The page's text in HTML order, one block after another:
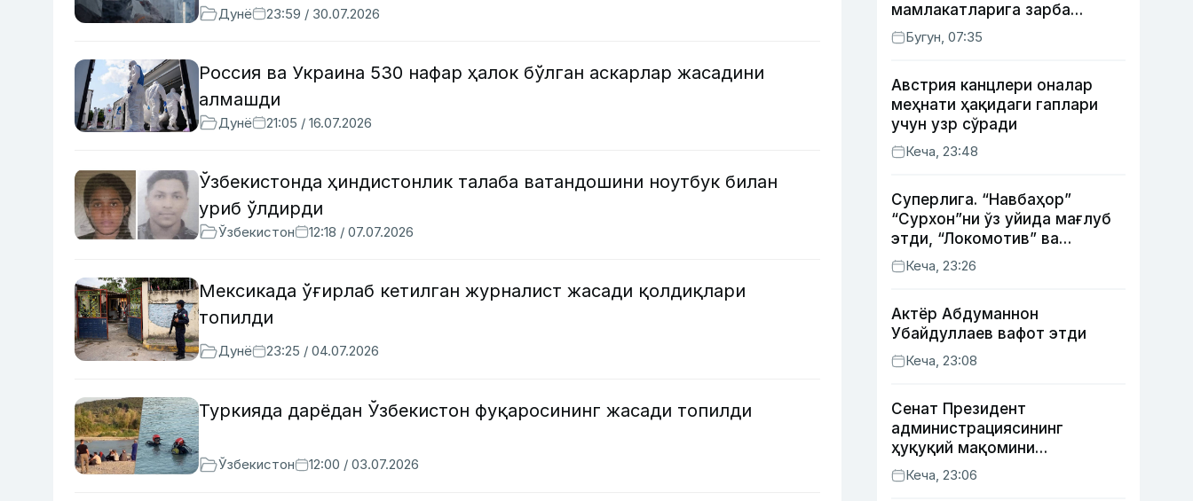
Дунё 23:59 / 30.07.2026
Россия ва Украина 530 нафар ҳалок бўлган аскарлар жасадини
алмашди
Дунё 21:05 / 16.07.2026
Ўзбекистонда ҳиндистонлик талаба ватандошини ноутбук билан
уриб ўлдирди
Ўзбекистон 12:18 / 07.07.2026
Мексикада ўғирлаб кетилган журналист жасади қолдиқлари
топилди
Дунё 23:25 / 04.07.2026
Туркияда дарёдан Ўзбекистон фуқаросининг жасади топилди
Ўзбекистон 12:00 / 03.07.2026
мамлакатларига зарба
бермоқчи” — Литва мудофаа
вазири
Бугун, 07:35
Австрия канцлери оналар
меҳнати ҳақидаги гаплари
учун узр сўради
Кеча, 23:48
Суперлига. “Навбаҳор”
“Сурхон”ни ўз уйида мағлуб
этди, “Локомотив” ва
“Хоразм” уйда ғалаба
қозонди
Кеча, 23:26
Актёр Абду­маннон
Убайдуллаев вафот этди
Кеча, 23:08
Сенат Президент
администрациясининг
ҳуқуқий мақомини
белгиловчи конституциявий
қонунни маъқуллади
Кеча, 23:06